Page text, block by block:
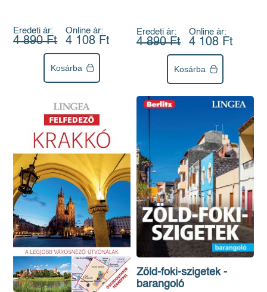
Eredeti ár:
4 890 Ft
Online ár:
4 108 Ft
Kosárba
Eredeti ár:
4 890 Ft
Online ár:
4 108 Ft
Kosárba
Zöld-foki-szigetek -
barangoló